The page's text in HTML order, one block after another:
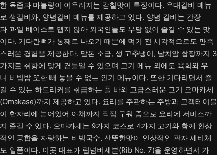
한 육즙과 마블링이 어우러지는 감칠맛이 특징이다. 우대갈비 메뉴
로 생갈비와, 양념갈비 메뉴를 제공하고 있다. 양념 갈비는 간장
과 과일 베이스로 맵지 않아 외국인들도 부담 없이 즐길 수 있는 맛
이다. 기다란뼈가 통째로 나오기 때문에 먹기 전 시각적으로도 만족
스러운 경험을 제공한다. 말돈 소금, 생 고추냉이, 날치알 쌈장까지 3
가지로 취향에 맞게 곁들일 수 있으며 고기 메뉴 외에도 육회와 우
니 비빔밥 또한 빼 놓을 수 없는 인기 메뉴이다. 또한 기다리면서 즐
길 수 있는 하드리커를 취급하는 풀 바와 고급스러운 고기 오마카세
(Omakase)까지 제공하고 있다. 요리를 주관하는 주방과 고객테이블
이 한자리에 붙어있어 야채까지 직접 구워 줌으로 요리에 서비스까
지 즐길 수 있다. 오마카세는 9가지 코스로 4가지 고기와 함께 환상
적인 궁합을 자랑하는 비빔국수, 산뜻한맛이 인상적인 관자 세비체
도 일품이다. 이곳 대표가 립넘버세븐(Rib No. 7)을 운영하면서 가